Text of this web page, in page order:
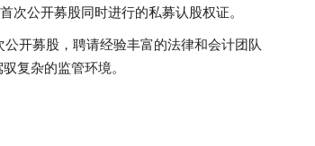
公开募股同时进行的私募认股权证。
开募股，聘请经验丰富的法律和会计团队
复杂的监管环境。